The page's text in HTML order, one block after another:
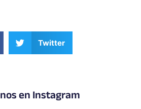
Twitter
en Instagram